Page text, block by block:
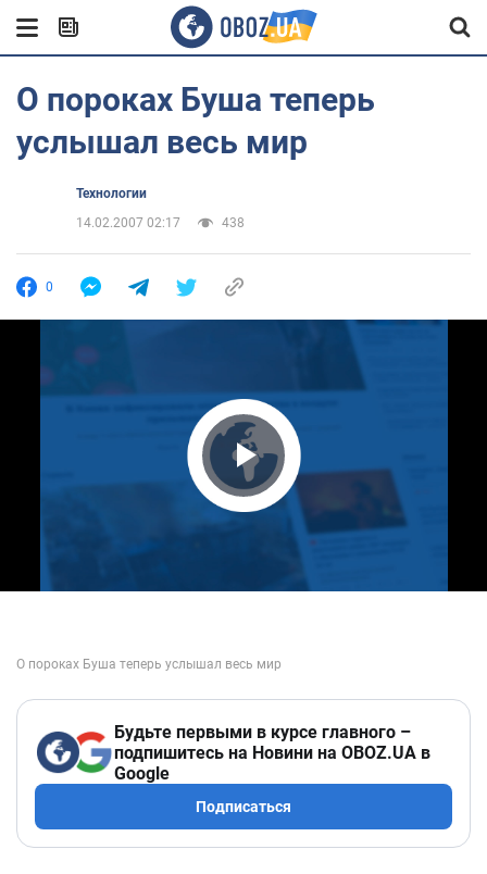
О пороках Буша теперь
услышал весь мир
Технологии
14.02.2007 02:17
438
0
Play Video
Будьте первыми в курсе главного –
подпишитесь на Новини на OBOZ.UA в
Google
Подписаться